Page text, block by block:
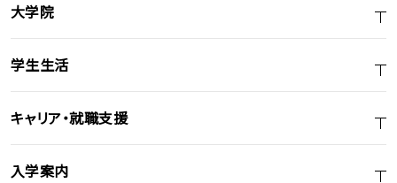
大学院
学生生活
キャリア・就職支援
入学案内